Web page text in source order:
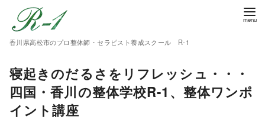
香川県高松市のプロ整体師・セラピスト養成スクール R-1
寝起きのだるさをリフレッシュ・・・
四国・香川の整体学校R-1、整体ワンポ
イント講座